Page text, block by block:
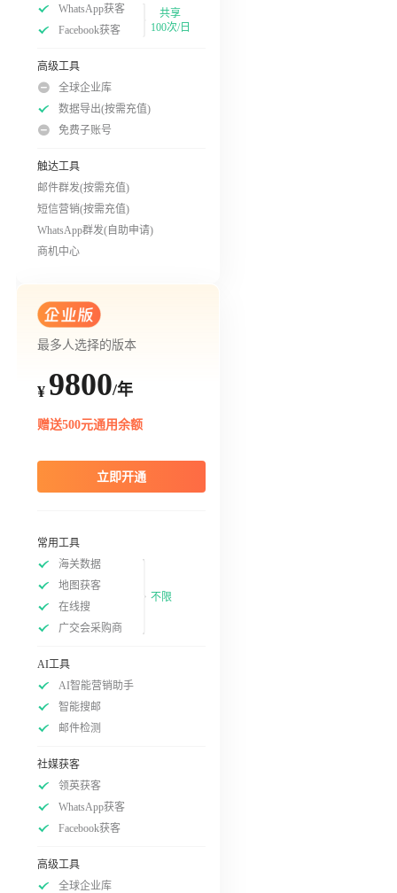
WhatsApp获客
Facebook获客
共享
100次/日
高级工具
全球企业库
数据导出(按需充值)
免费子账号
触达工具
邮件群发(按需充值)
短信营销(按需充值)
WhatsApp群发(自助申请)
商机中心
最多人选择的版本
¥ 9800/年
赠送500元通用余额
立即开通
常用工具
海关数据
地图获客
在线搜
广交会采购商
不限
AI工具
AI智能营销助手
智能搜邮
邮件检测
社媒获客
领英获客
WhatsApp获客
Facebook获客
高级工具
全球企业库